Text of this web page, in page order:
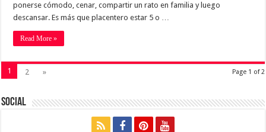
ponerse cómodo, cenar, compartir un rato en familia y luego
descansar. Es más que placentero estar 5 o …
Read More »
Page 1 of 2
1 2 »
Social